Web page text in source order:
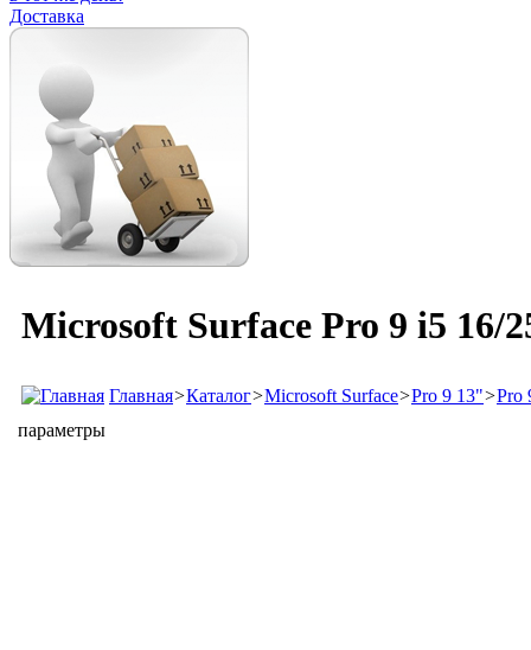
Доставка
Microsoft Surface Pro 9 i5 16/
Главная>Каталог>Microsoft Surface>Pro 9 13">Pro
параметры